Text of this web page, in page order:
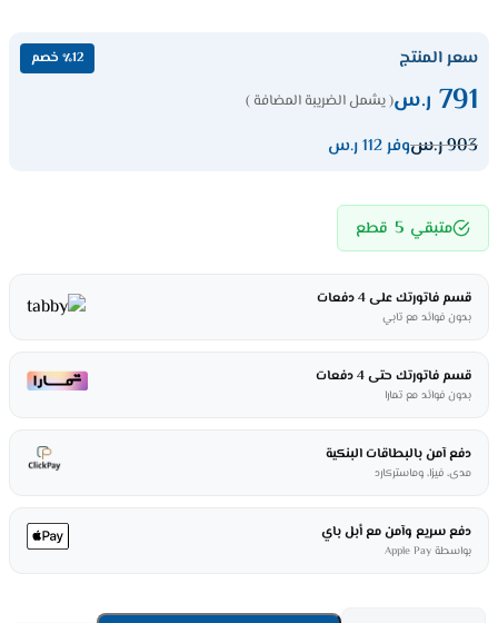
سعر المنتج ٪12 خصم
791 ر.س( يشمل الضريبة المضافة )
903ر.سوفر 112 ر.س
متبقي 5 قطع
قسم فاتورتك على 4 دفعات
بدون فوائد مع تابي
قسم فاتورتك حتى 4 دفعات
بدون فوائد مع تمارا
دفع آمن بالبطاقات البنكية
مدى، فيزا، وماستركارد
دفع سريع وآمن مع أبل باي
بواسطة Apple Pay